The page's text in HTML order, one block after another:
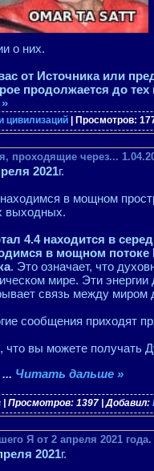
о них.
от Источника или
продолжается до
цивилизаций | Просмотров:
проходящие через...
2021г.
в мощном
выходных.
4.4 находится в
в мощном потоке
. Это означает, что
мире. Эти
связь между миром
сообщения приходят
что вы можете получать
... Читать дальше »
| Просмотров: 1397 | Добавил:
Я от 2 апреля 2021 года.
2021г.